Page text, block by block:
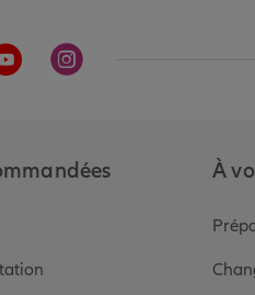
de Allianzde Allianz
la page Linkedin de Allianz
Aller sur la page Youtube de
Aller sur la page
À